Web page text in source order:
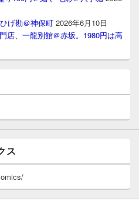
げ勘＠神保町 2026年6月10日
店、一龍別館＠赤坂。1980円は高
ス